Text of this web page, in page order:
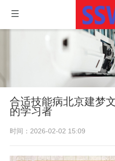
合适技能病北京建梦
的学习者
时间：2026-02-02 15:09